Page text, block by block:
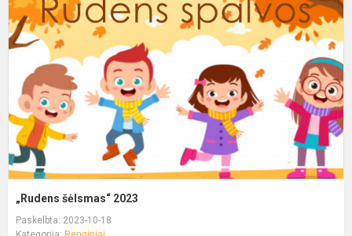
„Rudens šėlsmas“ 2023
Paskelbta: 2023-10-18